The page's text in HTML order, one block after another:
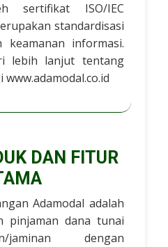
sertifikat ISO/IEC
standardisasi
keamanan informasi.
lebih lanjut tentang
DAN FITUR
Adamodal adalah
pinjaman dana tunai
jaminan dengan